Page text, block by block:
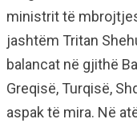
ministrit të
jashtëm Tritan
balancat në gjithë
Greqisë, Turqisë,
aspak të mira. Në